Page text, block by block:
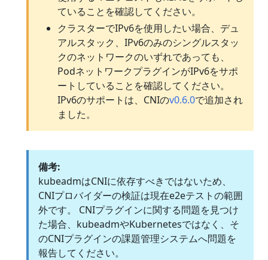
ていることを確認してください。
クラスターでIPv6を使用したい場合、デュ
アルスタック、IPv6のみのシングルスタッ
クのネットワークのいずれであっても、
PodネットワークプラグインがIPv6をサポ
ートしていることを確認してください。
IPv6のサポートは、CNIのv0.6.0で追加され
ました。
備考:
kubeadmはCNIに依存すべきではないため、
CNIプロバイダーの検証は現在e2eテストの範囲
外です。 CNIプラグインに関する問題を見つけ
た場合、kubeadmやKubernetesではなく、そ
のCNIプラグインの課題管理システムへ問題を
報告してください。